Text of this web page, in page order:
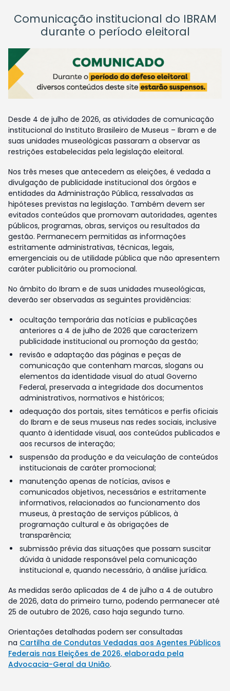
Comunicação institucional do IBRAM
durante o período eleitoral
Desde 4 de julho de 2026, as atividades de comunicação
institucional do Instituto Brasileiro de Museus – Ibram e de
suas unidades museológicas passaram a observar as
restrições estabelecidas pela legislação eleitoral.
Nos três meses que antecedem as eleições, é vedada a
divulgação de publicidade institucional dos órgãos e
entidades da Administração Pública, ressalvadas as
hipóteses previstas na legislação. Também devem ser
evitados conteúdos que promovam autoridades, agentes
públicos, programas, obras, serviços ou resultados da
gestão. Permanecem permitidas as informações
estritamente administrativas, técnicas, legais,
emergenciais ou de utilidade pública que não apresentem
caráter publicitário ou promocional.
No âmbito do Ibram e de suas unidades museológicas,
deverão ser observadas as seguintes providências:
ocultação temporária das notícias e publicações
anteriores a 4 de julho de 2026 que caracterizem
publicidade institucional ou promoção da gestão;
revisão e adaptação das páginas e peças de
comunicação que contenham marcas, slogans ou
elementos da identidade visual do atual Governo
Federal, preservada a integridade dos documentos
administrativos, normativos e históricos;
adequação dos portais, sites temáticos e perfis oficiais
do Ibram e de seus museus nas redes sociais, inclusive
quanto à identidade visual, aos conteúdos publicados e
aos recursos de interação;
suspensão da produção e da veiculação de conteúdos
institucionais de caráter promocional;
manutenção apenas de notícias, avisos e
comunicados objetivos, necessários e estritamente
informativos, relacionados ao funcionamento dos
museus, à prestação de serviços públicos, à
programação cultural e às obrigações de
transparência;
submissão prévia das situações que possam suscitar
dúvida à unidade responsável pela comunicação
institucional e, quando necessário, à análise jurídica.
As medidas serão aplicadas de 4 de julho a 4 de outubro
de 2026, data do primeiro turno, podendo permanecer até
25 de outubro de 2026, caso haja segundo turno.
Orientações detalhadas podem ser consultadas
na Cartilha de Condutas Vedadas aos Agentes Públicos
Federais nas Eleições de 2026, elaborada pela
Advocacia-Geral da União.